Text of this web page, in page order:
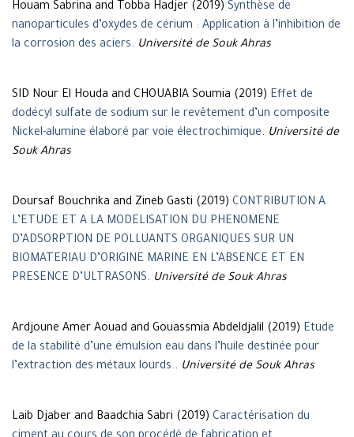
Houam Sabrina and Tobba Hadjer (2019) Synthèse de
nanoparticules d’oxydes de cérium : Application à l’inhibition de
la corrosion des aciers. Université de Souk Ahras
SID Nour El Houda and CHOUABIA Soumia (2019) Effet de
dodécyl sulfate de sodium sur le revêtement d’un composite
Nickel-alumine élaboré par voie électrochimique. Université de
Souk Ahras
Doursaf Bouchrika and Zineb Gasti (2019) CONTRIBUTION A
L’ETUDE ET A LA MODELISATION DU PHENOMENE
D’ADSORPTION DE POLLUANTS ORGANIQUES SUR UN
BIOMATERIAU D’ORIGINE MARINE EN L’ABSENCE ET EN
PRESENCE D’ULTRASONS. Université de Souk Ahras
Ardjoune Amer Aouad and Gouassmia Abdeldjalil (2019) Etude
de la stabilité d’une émulsion eau dans l’huile destinée pour
l’extraction des métaux lourds.. Université de Souk Ahras
Laib Djaber and Baadchia Sabri (2019) Caractérisation du